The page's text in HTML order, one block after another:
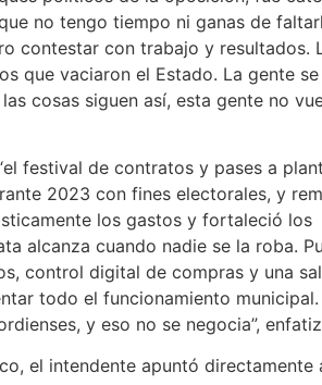
no tengo tiempo ni ganas de
contestar con trabajo y resultados.
que vaciaron el Estado. La gente
cosas siguen así, esta gente no
festival de contratos y pases a
2023 con fines electorales, y
los gastos y fortaleció los
alcanza cuando nadie se la roba.
control digital de compras y una
todo el funcionamiento
y eso no se negocia”,
el intendente apuntó directamente